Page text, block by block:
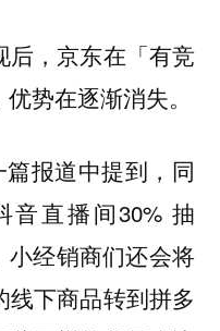
，京东在「有竞
势在逐渐消失。
报道中提到，同
音直播间30% 抽
小经销商们还会将
下商品转到拼多